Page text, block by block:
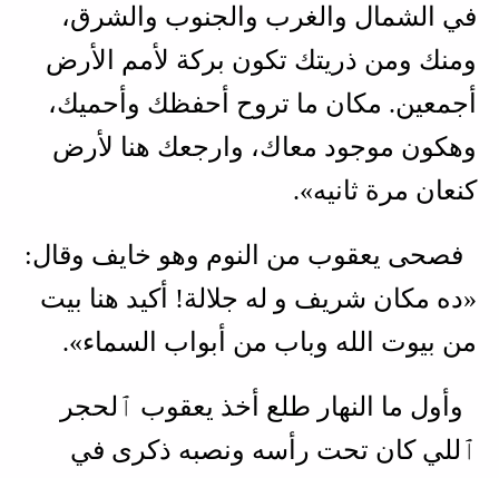
في الشمال والغرب والجنوب والشرق،
ومنك ومن ذريتك تكون بركة لأمم الأرض
أجمعين. مكان ما تروح أحفظك وأحميك،
وهكون موجود معاك، وارجعك هنا لأرض
كنعان مرة ثانيه».
فصحى يعقوب من النوم وهو خايف وقال:
«ده مكان شريف و له جلالة! أكيد هنا بيت
من بيوت الله وباب من أبواب السماء».
وأول ما النهار طلع أخذ يعقوب ٱلحجر
ٱللي كان تحت رأسه ونصبه ذكرى في